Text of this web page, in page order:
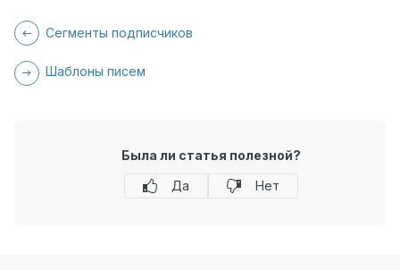
Сегменты подписчиков
Шаблоны писем
Была ли статья полезной?
Да
Нет